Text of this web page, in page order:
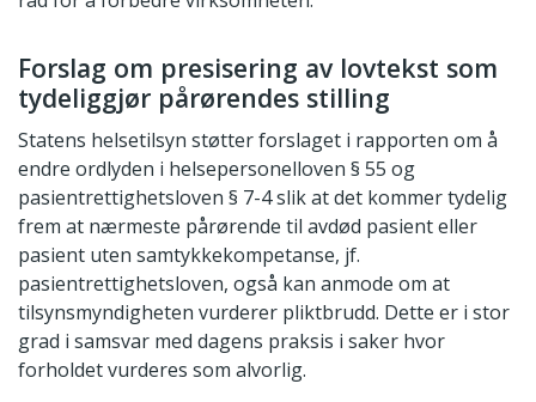
Forslag om presisering av lovtekst som
tydeliggjør pårørendes stilling
Statens helsetilsyn støtter forslaget i rapporten om å
endre ordlyden i helsepersonelloven § 55 og
pasientrettighetsloven § 7-4 slik at det kommer tydelig
frem at nærmeste pårørende til avdød pasient eller
pasient uten samtykkekompetanse, jf.
pasientrettighetsloven, også kan anmode om at
tilsynsmyndigheten vurderer pliktbrudd. Dette er i stor
grad i samsvar med dagens praksis i saker hvor
forholdet vurderes som alvorlig.